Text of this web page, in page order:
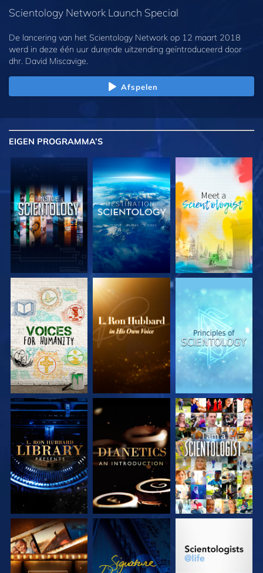
Scientology Network Launch Special
De lancering van het Scientology Network op 12 maart 2018
werd in deze één uur durende uitzending geïntroduceerd door
dhr. David Miscavige.
Afspelen
EIGEN PROGRAMMA’S
VERKEN DE SERIE VERKEN DE SERIE VERKEN DE SERIE
VERKEN DE SERIE VERKEN DE SERIE KIJK
VERKEN DE SERIE KIJK VERKEN DE SERIE